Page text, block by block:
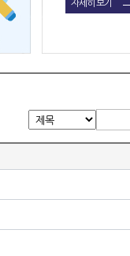
자세히 보기